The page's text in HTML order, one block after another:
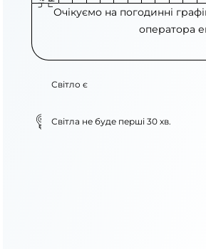
Очікуємо на погодинні
оператора
Світло є
Світла не буде перші 30 хв.